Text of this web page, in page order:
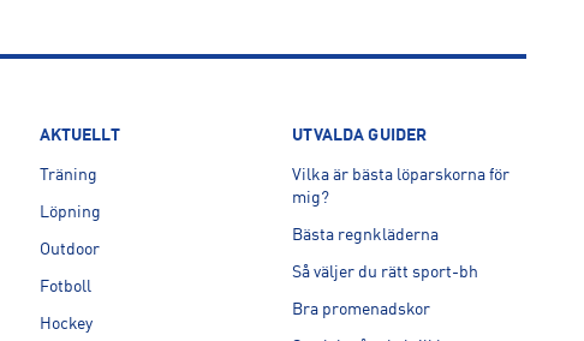
AKTUELLT
Träning
Löpning
Outdoor
Fotboll
Hockey
UTVALDA GUIDER
Vilka är bästa löparskorna för
mig?
Bästa regnkläderna
Så väljer du rätt sport-bh
Bra promenadskor